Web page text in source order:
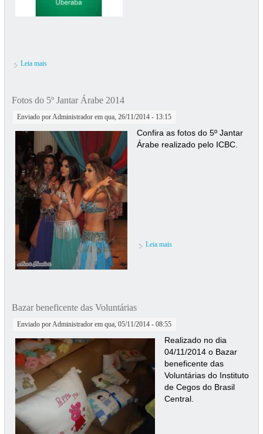
Leia mais
Fotos do 5º Jantar Árabe 2014
Enviado porAdministrador em qua, 26/11/2014 - 13:15
Confira as fotos do 5º Jantar
Árabe realizado pelo ICBC.
Leia mais
Bazar beneficente das Voluntárias
Enviado por Administrador em qua, 05/11/2014 - 08:55
Realizado no dia
04/11/2014 o Bazar
beneficente das
Voluntárias do Instituto
de Cegos do Brasil
Central.